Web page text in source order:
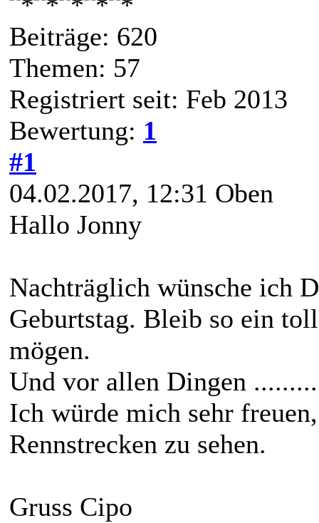
Beiträge: 620
Themen: 57
Registriert seit: Feb 2013
Bewertung: 1
#1
04.02.2017, 12:31 Oben
Hallo Jonny
Nachträglich wünsche ich
Geburtstag. Bleib so ein
mögen.
Und vor allen Dingen
Ich würde mich sehr
Rennstrecken zu sehen.
Gruss Cipo